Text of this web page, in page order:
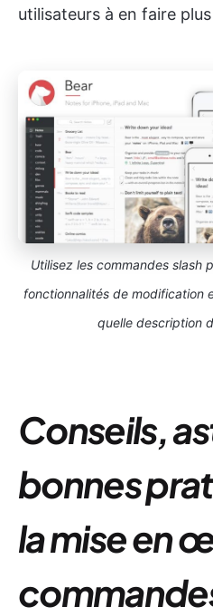
utilisateurs à en faire
Utilisez les commandes slash
fonctionnalités de modification
quelle description
Conseils,
bonnes
la mise en